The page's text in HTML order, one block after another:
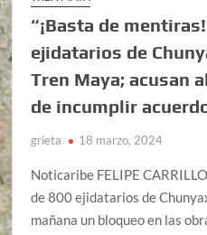
“¡Basta de
ejidatarios de
Tren Maya; acusan
de incumplir
grieta 18 marzo, 2024
Noticaribe FELIPE
de 800 ejidatarios de
mañana un bloqueo en las